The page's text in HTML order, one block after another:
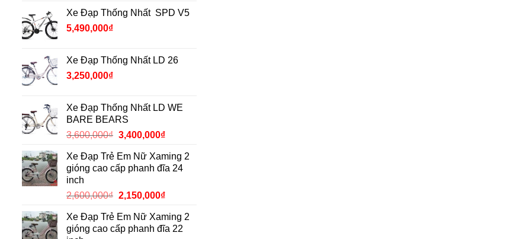
Xe Đạp Thống Nhất SPD V5
5,490,000₫
Xe Đạp Thống Nhất LD 26
3,250,000₫
Xe Đạp Thống Nhất LD WE
BARE BEARS
3,600,000₫ Giá
là:
3,600,000₫.
3,400,000₫Giá
tại
là:
Xe Đạp Trẻ Em Nữ Xaming 2
gióng cao cấp phanh đĩa 24
inch
2,600,000₫ Giá
là:
2,600,000₫.
2,150,000₫Giá
tại
là:
Xe Đạp Trẻ Em Nữ Xaming 2
gióng cao cấp phanh đĩa 22